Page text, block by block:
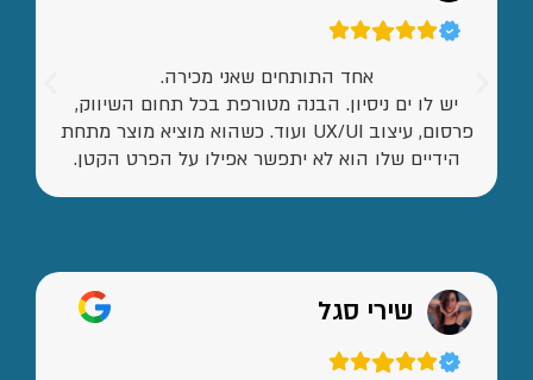
אחד התותחים שאני מכירה.
יש לו ים ניסיון. הבנה מטורפת בכל תחום השיווק,
פרסום, עיצוב UX/UI ועוד. כשהוא מוציא מוצר מתחת
הידיים שלו הוא לא יתפשר אפילו על הפרט הקטן.
שירי סגל